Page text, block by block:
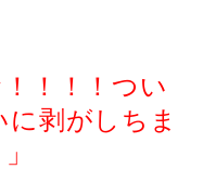
！！！つい
剥がしちま